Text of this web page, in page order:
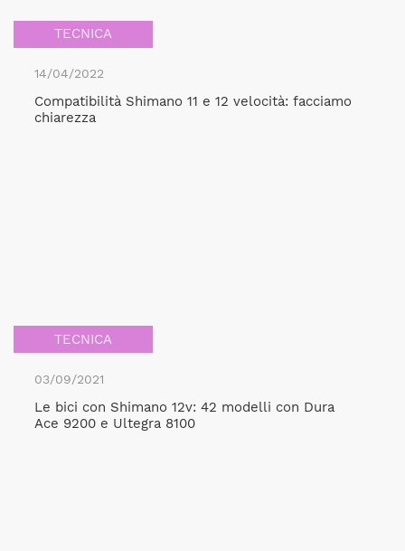
TECNICA
14/04/2022
Compatibilità Shimano 11 e 12 velocità: facciamo
chiarezza
TECNICA
03/09/2021
Le bici con Shimano 12v: 42 modelli con Dura
Ace 9200 e Ultegra 8100